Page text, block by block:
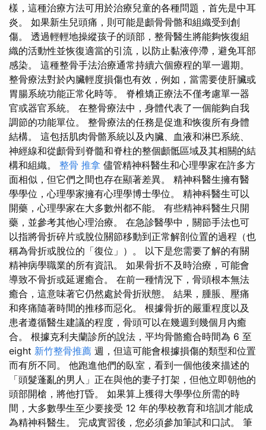
樣，這種治療方法可用於治療兒童的各種問題，首先是中耳
炎。 如果新生兒頭痛，則可能是顱骨骨骼和組織受到創
傷。 透過輕輕地操縱孩子的頭部，整骨醫生將能夠恢復組
織的活動性並恢復適當的引流，以防止黏液停滯，避免耳部
感染。 這種整骨手法治療通常持續六個療程的單一週期。
整骨療法對於內臟輕度損傷也有效，例如，當需要使肝臟或
胃腸系統功能正常化時等。 脊椎矯正療法不僅考慮單一器
官或器官系統。 在整骨療法中，身體代表了一個能夠自我
調節的功能單位。 整骨療法的任務是促進和恢復所有身體
結構。 這包括肌肉骨骼系統以及內臟、血液和淋巴系統、
神經線和從顱骨到脊髓和脊柱的整個顱骶區域及其相關的結
構和組織。 整骨 推拿 儘管精神科醫生和心理學家在許多方
面相似，但它們之間也存在顯著差異。 精神科醫生擁有醫
學學位，心理學家擁有心理學博士學位。 精神科醫生可以
開藥，心理學家在大多數州都不能。 有些精神科醫生只開
藥，並參考其他心理治療。 在急診醫學中，關節手法也可
以指將骨折碎片或脫位關節移動到正常解剖位置的過程（也
稱為骨折或脫位的「復位」）。 以下是您需要了解的有關
精神病學職業的所有資訊。 如果骨折不及時治療，可能會
導致不骨折或延遲癒合。 在前一種情況下，骨頭根本無法
癒合，這意味著它仍然處於骨折狀態。 結果，腫脹、壓痛
和疼痛隨著時間的推移而惡化。 根據骨折的嚴重程度以及
患者遵循醫生建議的程度，骨頭可以在幾週到幾個月內癒
合。 根據克利夫蘭診所的說法，平均骨骼癒合時間為 6 至
eight 新竹整骨推薦 週，但這可能會根據損傷的類型和位置
而有所不同。 他跑進他們的臥室，看到一個他後來描述的
「頭髮蓬亂的男人」正在與他的妻子打架，但他立即朝他的
頭部開槍，將他打昏。 如果算上獲得大學學位所需的時
間，大多數學生至少要接受 12 年的學校教育和培訓才能成
為精神科醫生。 完成實習後，您必須參加筆試和口試。 筆